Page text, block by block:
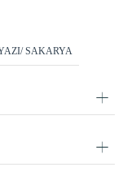
SAKARYA